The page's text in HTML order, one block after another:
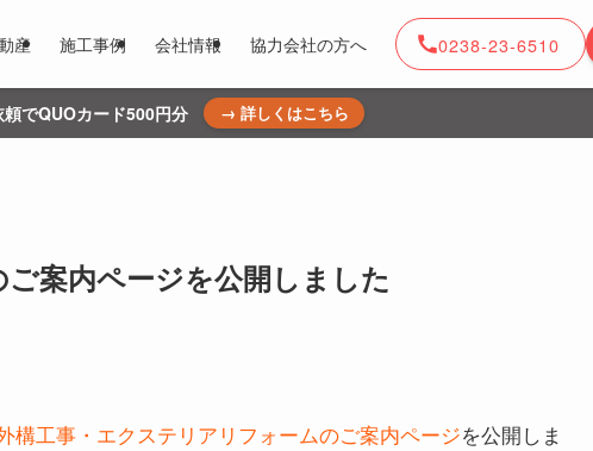
産 施工事例 会社情報 協力会社の方へ 0238-23-6510
でQUOカード500円分 → 詳しくはこちら
案内ページを公開しました
構工事・エクステリアリフォームのご案内ページを公開しま